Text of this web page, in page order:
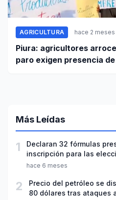
AGRICULTURA hace 2 meses
Piura: agricultores
paro exigen presencia
Más Leídas
1
Declaran 32 fórmulas
inscripción para las
hace 6 meses
2
Precio del petróleo se
80 dólares tras ataques